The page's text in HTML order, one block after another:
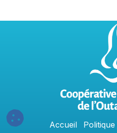
Accue​il Politique​​